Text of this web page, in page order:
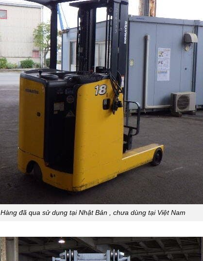
Hàng đã qua sử dụng tại Nhật Bản , chưa dùng tại Việt Nam